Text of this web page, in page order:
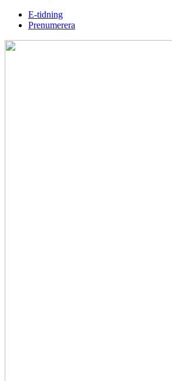
E-tidning
Prenumerera